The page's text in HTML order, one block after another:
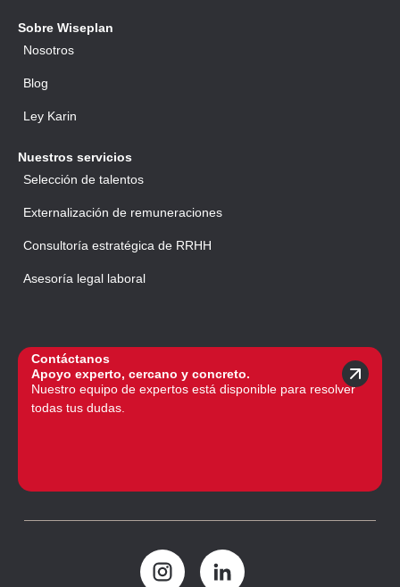
Sobre Wiseplan
Nosotros
Blog
Ley Karin
Nuestros servicios
Selección de talentos
Externalización de remuneraciones
Consultoría estratégica de RRHH
Asesoría legal laboral
Contáctanos
Apoyo experto, cercano y concreto.
Nuestro equipo de expertos está disponible para resolver
todas tus dudas.